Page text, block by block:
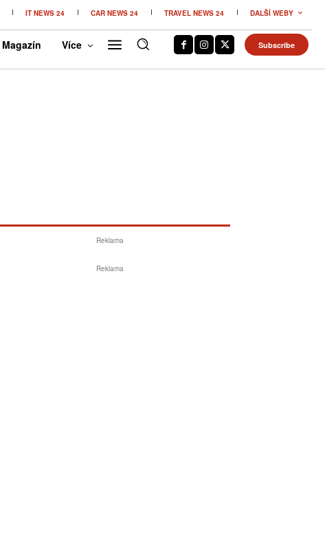
IT NEWS 24 CAR NEWS 24 TRAVEL NEWS 24 DALŠÍ WEBY
Magazín Více Subscribe
Reklama
Reklama